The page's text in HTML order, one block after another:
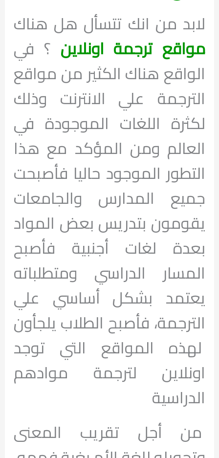
لابد من انك تتسأل هل هناك
مواقع ترجمة اونلاين ؟ في
الواقع هناك الكثير من مواقع
الترجمة علي الانترنت وذلك
لكثرة اللغات الموجودة في
العالم ومن المؤكد مع هذا
التطور الموجود حاليا فأصبحت
جميع المدارس والجامعات
يقومون بتدريس بعض المواد
بعدة لغات أجنبية فأصبح
المسار الدراسي ومتطلباته
يعتمد بشكل أساسي علي
الترجمة، فأصبح الطلاب يلجأون
لهذه المواقع التي توجد
اونلاين لترجمة موادهم
الدراسية
من أجل تقريب المعنى